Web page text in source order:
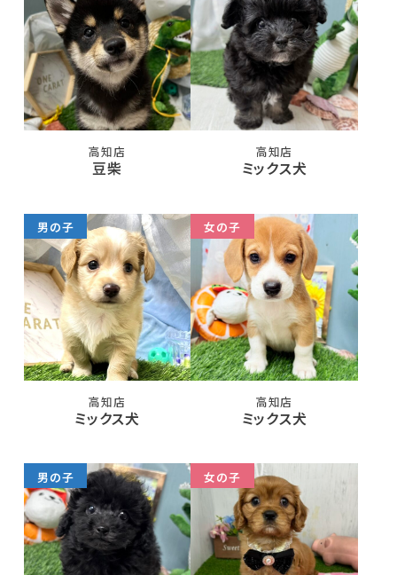
高知店
豆柴
高知店
ミックス犬
男の子
高知店
ミックス犬
女の子
高知店
ミックス犬
男の子 女の子